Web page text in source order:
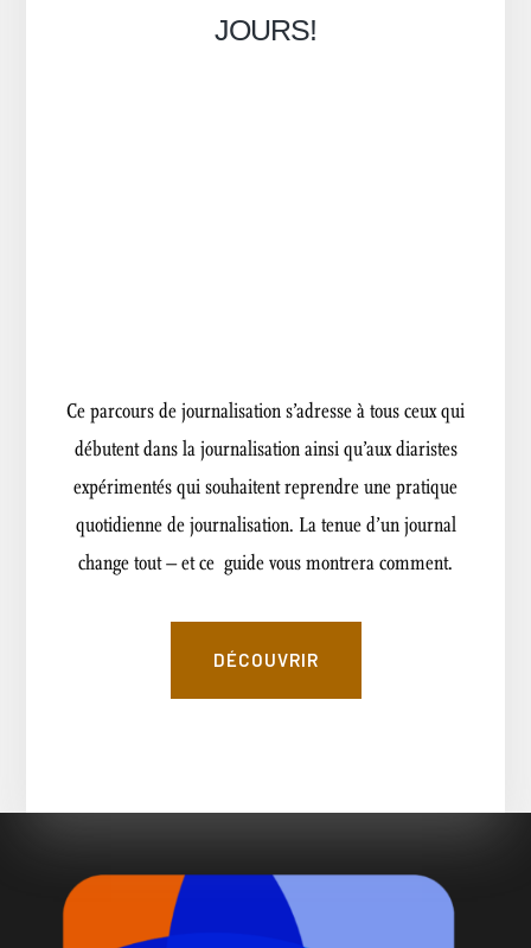
JOURS!
Ce parcours de journalisation s’adresse à tous ceux qui
débutent dans la journalisation ainsi qu’aux diaristes
expérimentés qui souhaitent reprendre une pratique
quotidienne de journalisation. La tenue d’un journal
change tout – et ce guide vous montrera comment.
DÉCOUVRIR